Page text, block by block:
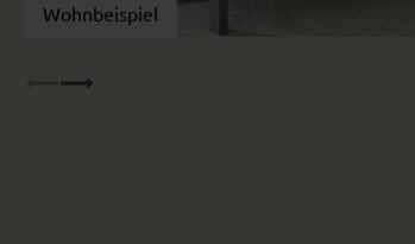
Wohnbeispiel
Wohnbeispiel